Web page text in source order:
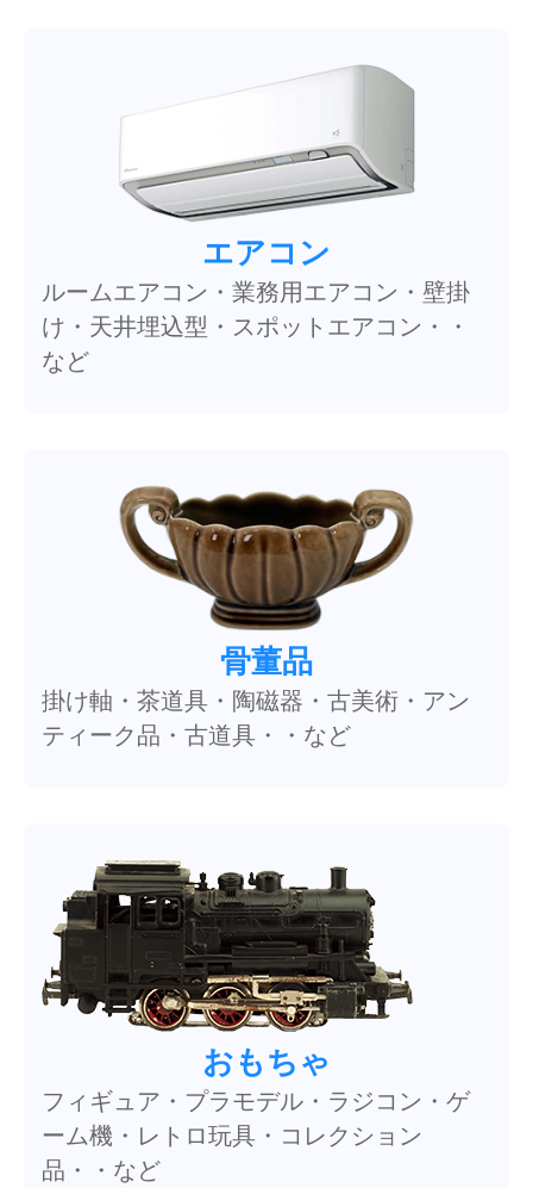
エアコン
ルームエアコン・業務用エアコン・壁掛
け・天井埋込型・スポットエアコン・・
など
骨董品
掛け軸・茶道具・陶磁器・古美術・アン
ティーク品・古道具・・など
おもちゃ
フィギュア・プラモデル・ラジコン・ゲ
ーム機・レトロ玩具・コレクション
品・・など